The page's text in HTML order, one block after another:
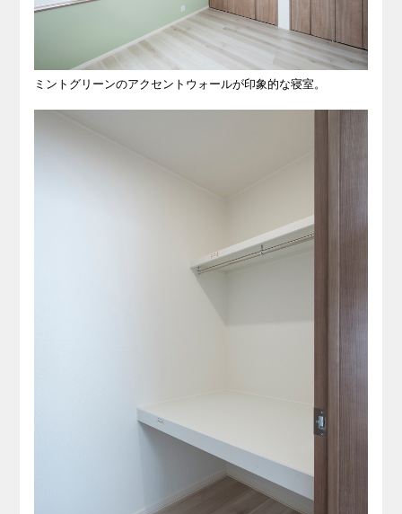
ミントグリーンのアクセントウォールが印象的な寝室。